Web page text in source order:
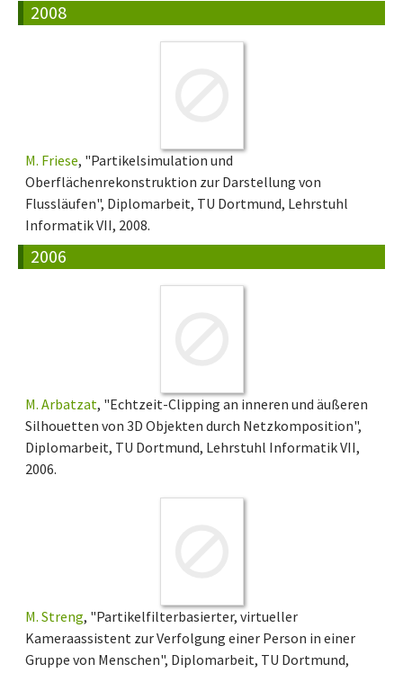
2008
M. Friese, "Partikelsimulation und
Oberflächenrekonstruktion zur Darstellung von
Flussläufen", Diplomarbeit, TU Dortmund, Lehrstuhl
Informatik VII, 2008.
2006
M. Arbatzat, "Echtzeit-Clipping an inneren und äußeren
Silhouetten von 3D Objekten durch Netzkomposition",
Diplomarbeit, TU Dortmund, Lehrstuhl Informatik VII,
2006.
M. Streng, "Partikelfilterbasierter, virtueller
Kameraassistent zur Verfolgung einer Person in einer
Gruppe von Menschen", Diplomarbeit, TU Dortmund,